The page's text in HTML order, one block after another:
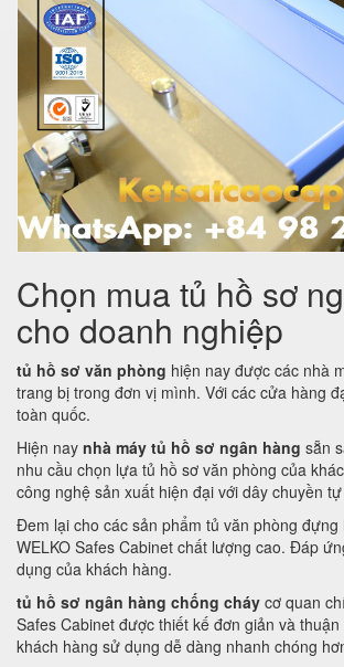
Chọn mua tủ hồ sơ
cho doanh nghiệp
tủ hồ sơ văn phòng hiện nay được các nhà
trang bị trong đơn vị mình. Với các cửa hàng
toàn quốc.
Hiện nay nhà máy tủ hồ sơ ngân hàng sẵn
nhu cầu chọn lựa tủ hồ sơ văn phòng của
công nghệ sản xuất hiện đại với dây chuyền
Đem lại cho các sản phẩm tủ văn phòng đựng
WELKO Safes Cabinet chất lượng cao. Đáp
dụng của khách hàng.
tủ hồ sơ ngân hàng chống cháy cơ quan
Safes Cabinet được thiết kế đơn giản và
khách hàng sử dụng dễ dàng nhanh chóng